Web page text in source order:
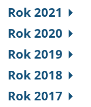
Rok 2021
Rok 2020
Rok 2019
Rok 2018
Rok 2017